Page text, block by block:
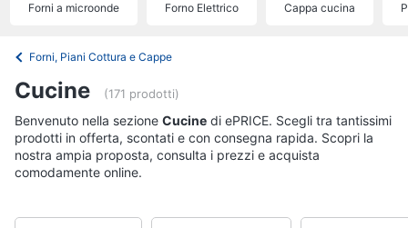
Tv
e
Home
Cinema
Cantinetta
Frigoriferi
Congelatore
a
Frigorifero
combinato
stiroElettrodomestici in CucinaPiccoli
industrialiElettrodomestici in offerta
Forni a microonde Forno Elettrico Cappa cucina
Forni, Piani Cottura e Cappe
Cucine (171 prodotti)
Benvenuto nella sezione Cucine di ePRICE. Scegli tra tantissimi
prodotti in offerta, scontati e con consegna rapida. Scopri la
nostra ampia proposta, consulta i prezzi e acquista
comodamente online.